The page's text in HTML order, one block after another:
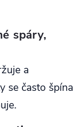
spáry,
a
se často špína